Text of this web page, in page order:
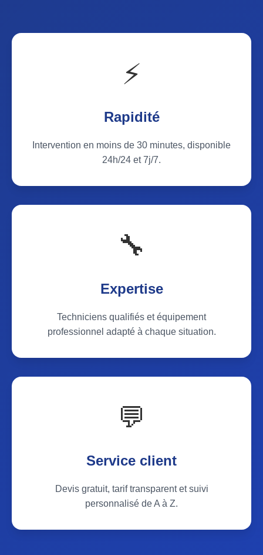
⚡
Rapidité
Intervention en moins de 30 minutes, disponible
24h/24 et 7j/7.
🔧
Expertise
Techniciens qualifiés et équipement
professionnel adapté à chaque situation.
💬
Service client
Devis gratuit, tarif transparent et suivi
personnalisé de A à Z.